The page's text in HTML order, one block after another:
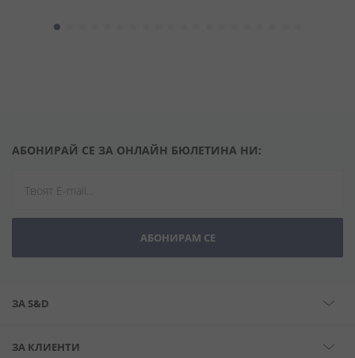
АБОНИРАЙ СЕ ЗА ОНЛАЙН БЮЛЕТИНА НИ:
АБОНИРАМ СЕ
ЗА S&D
ЗА КЛИЕНТИ